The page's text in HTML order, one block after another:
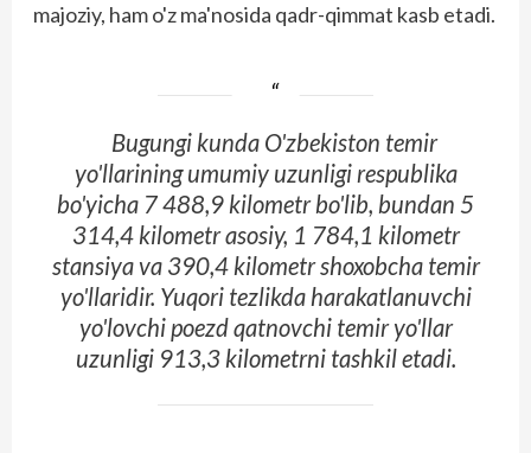
majoziy, ham o'z ma'nosida qadr-qimmat kasb etadi.
Bugungi kunda O'zbekiston temir
yo'llarining umumiy uzunligi respublika
bo'yicha 7 488,9 kilometr bo'lib, bundan 5
314,4 kilometr asosiy, 1 784,1 kilometr
stansiya va 390,4 kilometr shoxobcha temir
yo'llaridir. Yuqori tezlikda harakatlanuvchi
yo'lovchi poezd qatnovchi temir yo'llar
uzunligi 913,3 kilometrni tashkil etadi.